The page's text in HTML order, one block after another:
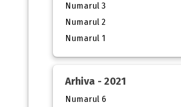
Numarul 3
Numarul 2
Numarul 1
Arhiva - 2021
Numarul 6